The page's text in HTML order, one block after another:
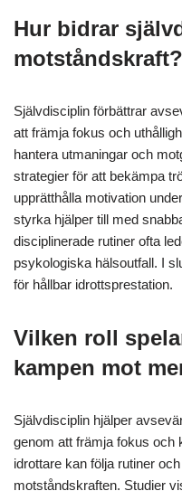
Hur bidrar
motståndskraft?
Självdisciplin förbättrar
att främja fokus och
hantera utmaningar och
strategier för att bekämpa
upprätthålla motivation
styrka hjälper till med
disciplinerade rutiner ofta
psykologiska hälsoutfall. I
för hållbar idrottsprestation.
Vilken roll
kampen mot
Självdisciplin hjälper
genom att främja fokus och
idrottare kan följa rutiner
motståndskraften. Studier